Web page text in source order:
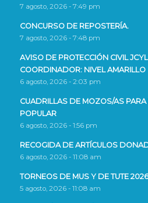
7 agosto, 2026 - 7:49 pm
CONCURSO DE REPOSTERÍA.
7 agosto, 2026 - 7:48 pm
AVISO DE PROTECCIÓN CIVIL
COORDINADOR: NIVEL AMARILLO
6 agosto, 2026 - 2:03 pm
CUADRILLAS DE MOZOS/AS
POPULAR
6 agosto, 2026 - 1:56 pm
RECOGIDA DE ARTÍCULOS
6 agosto, 2026 - 11:08 am
TORNEOS DE MUS Y DE TUTE
5 agosto, 2026 - 11:08 am